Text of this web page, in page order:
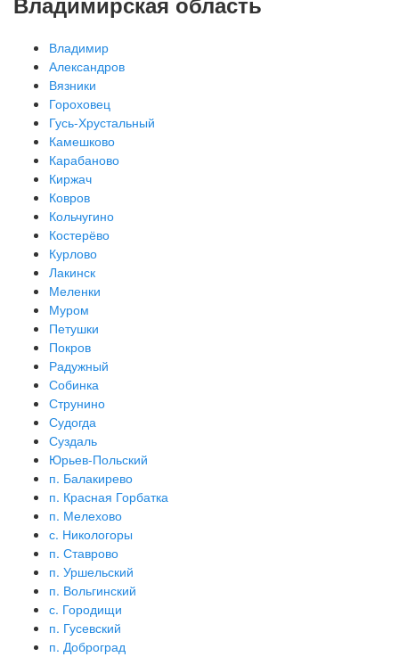
Владимир
Александров
Вязники
Гороховец
Гусь-Хрустальный
Камешково
Карабаново
Киржач
Ковров
Кольчугино
Костерёво
Курлово
Лакинск
Меленки
Муром
Петушки
Покров
Радужный
Собинка
Струнино
Судогда
Суздаль
Юрьев-Польский
п. Балакирево
п. Красная Горбатка
п. Мелехово
с. Никологоры
п. Ставрово
п. Уршельский
п. Вольгинский
с. Городищи
п. Гусевский
п. Доброград